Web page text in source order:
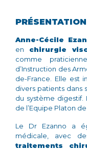
Anne-Cécile
en chirurgie
comme
d’Instruction des
de-France. Elle est
divers patients dans
du système
de l’Equipe Platon de
Le Dr Ezanno a
médicale, avec
traitements